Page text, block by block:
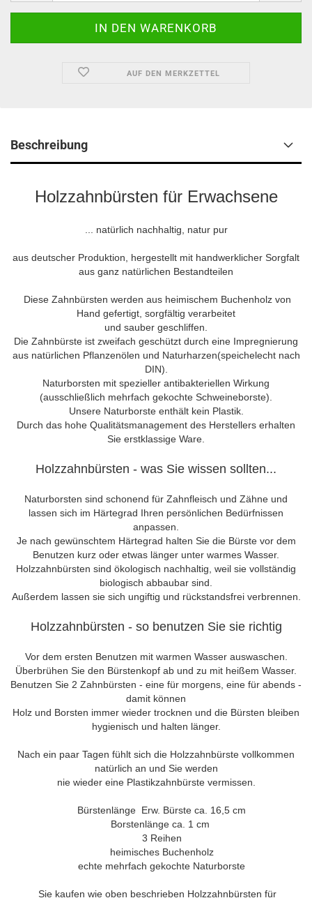
AUF DEN MERKZETTEL
Beschreibung
Holzzahnbürsten für Erwachsene
... natürlich nachhaltig, natur pur
aus deutscher Produktion, hergestellt mit handwerklicher Sorgfalt
aus ganz natürlichen Bestandteilen
Diese Zahnbürsten werden aus heimischem Buchenholz von
Hand gefertigt, sorgfältig verarbeitet
und sauber geschliffen.
Die Zahnbürste ist zweifach geschützt durch eine Impregnierung
aus natürlichen Pflanzenölen und Naturharzen(speichelecht nach
DIN).
Naturborsten mit spezieller antibakteriellen Wirkung
(ausschließlich mehrfach gekochte Schweineborste).
Unsere Naturborste enthält kein Plastik.
Durch das hohe Qualitätsmanagement des Herstellers erhalten
Sie erstklassige Ware.
Holzzahnbürsten - was Sie wissen sollten...
Naturborsten sind schonend für Zahnfleisch und Zähne und
lassen sich im Härtegrad Ihren persönlichen Bedürfnissen
anpassen.
Je nach gewünschtem Härtegrad halten Sie die Bürste vor dem
Benutzen kurz oder etwas länger unter warmes Wasser.
Holzzahnbürsten sind ökologisch nachhaltig, weil sie vollständig
biologisch abbaubar sind.
Außerdem lassen sie sich ungiftig und rückstandsfrei verbrennen.
Holzzahnbürsten - so benutzen Sie sie richtig
Vor dem ersten Benutzen mit warmen Wasser auswaschen.
Überbrühen Sie den Bürstenkopf ab und zu mit heißem Wasser.
Benutzen Sie 2 Zahnbürsten - eine für morgens, eine für abends -
damit können
Holz und Borsten immer wieder trocknen und die Bürsten bleiben
hygienisch und halten länger.
Nach ein paar Tagen fühlt sich die Holzzahnbürste vollkommen
natürlich an und Sie werden
nie wieder eine Plastikzahnbürste vermissen.
Bürstenlänge Erw. Bürste ca. 16,5 cm
Borstenlänge ca. 1 cm
3 Reihen
heimisches Buchenholz
echte mehrfach gekochte Naturborste
Sie kaufen wie oben beschrieben Holzzahnbürsten für